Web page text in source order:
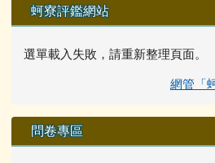
蚵寮評鑑網站
選單載入失敗，請重新整理頁面。
網管「
問卷專區